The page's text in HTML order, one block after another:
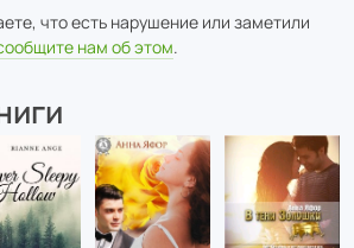
что есть нарушение или заметили
нам об этом.